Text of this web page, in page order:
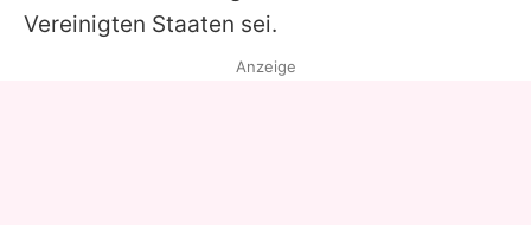
Vereinigten Staaten sei.
Anzeige